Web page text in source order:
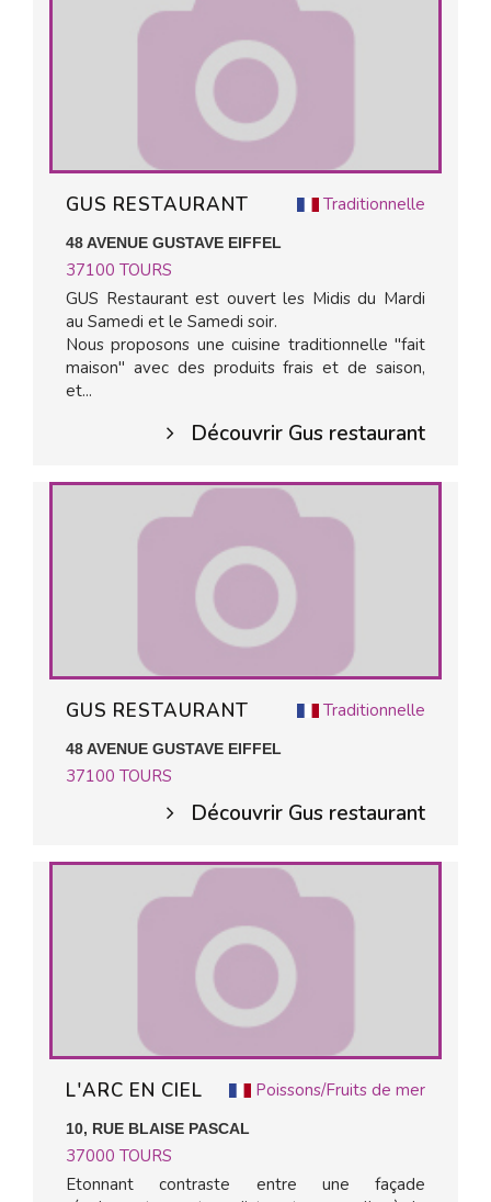
Traditionnelle
GUS RESTAURANT
48 AVENUE GUSTAVE EIFFEL
37100 TOURS
GUS Restaurant est ouvert les Midis du Mardi
au Samedi et le Samedi soir.
Nous proposons une cuisine traditionnelle "fait
maison" avec des produits frais et de saison,
et...
Découvrir Gus restaurant
Traditionnelle
GUS RESTAURANT
48 AVENUE GUSTAVE EIFFEL
37100 TOURS
Découvrir Gus restaurant
Poissons/Fruits de mer
L'ARC EN CIEL
10, RUE BLAISE PASCAL
37000 TOURS
Etonnant contraste entre une façade